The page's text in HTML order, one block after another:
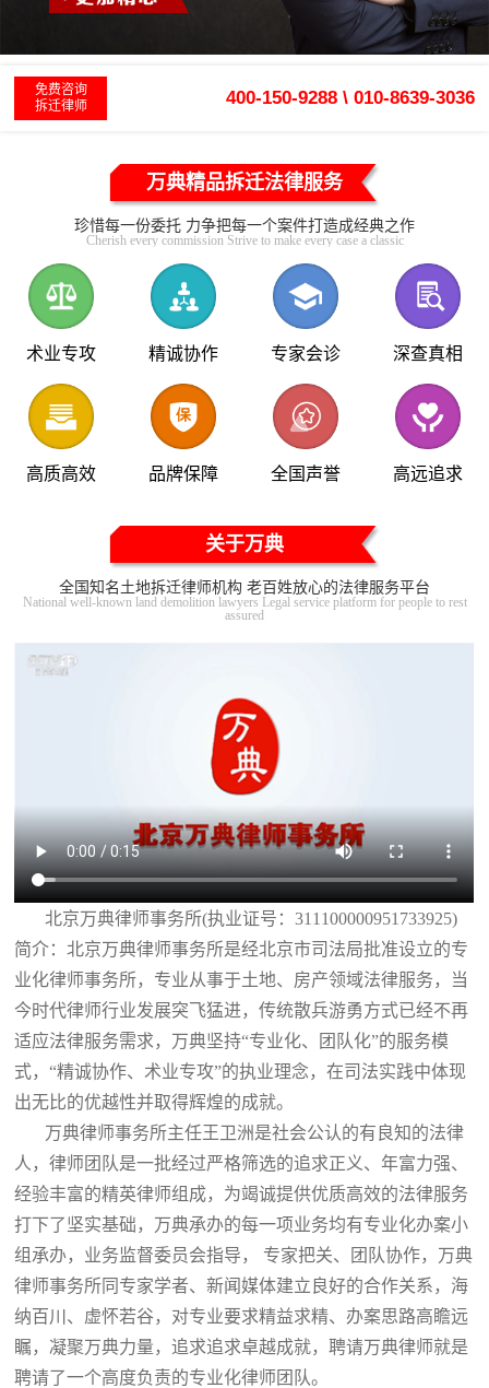
免费咨询
拆迁律师
400-150-9288 \ 010-8639-3036
万典精品拆迁法律服务
珍惜每一份委托 力争把每一个案件打造成经典之作
Cherish every commission Strive to make every case a classic
术业专攻 精诚协作 专家会诊 深查真相
高质高效 品牌保障 全国声誉 高远追求
关于万典
全国知名土地拆迁律师机构 老百姓放心的法律服务平台
National well-known land demolition lawyers Legal service platform for people to rest
assured
北京万典律师事务所(执业证号：311100000951733925)
简介：北京万典律师事务所是经北京市司法局批准设立的专
业化律师事务所，专业从事于土地、房产领域法律服务，当
今时代律师行业发展突飞猛进，传统散兵游勇方式已经不再
适应法律服务需求，万典坚持“专业化、团队化”的服务模
式，“精诚协作、术业专攻”的执业理念，在司法实践中体现
出无比的优越性并取得辉煌的成就。
万典律师事务所主任王卫洲是社会公认的有良知的法律
人，律师团队是一批经过严格筛选的追求正义、年富力强、
经验丰富的精英律师组成，为竭诚提供优质高效的法律服务
打下了坚实基础，万典承办的每一项业务均有专业化办案小
组承办，业务监督委员会指导， 专家把关、团队协作，万典
律师事务所同专家学者、新闻媒体建立良好的合作关系，海
纳百川、虚怀若谷，对专业要求精益求精、办案思路高瞻远
瞩，凝聚万典力量，追求追求卓越成就，聘请万典律师就是
聘请了一个高度负责的专业化律师团队。